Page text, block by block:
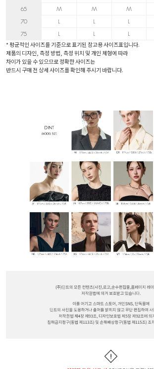
65
M M M
70
L L L
75
L L L
* 평균적인 사이즈를 기준으로 표기된 참고용 사이즈표입니다.
제품의 디자인, 측정 방법, 측정 위치 및 개인 체형에 따라
차이가 있을 수 있으므로 정확한 사이즈는
반드시 구매 전 상세 사이즈를 확인해 주시기 바랍니다.